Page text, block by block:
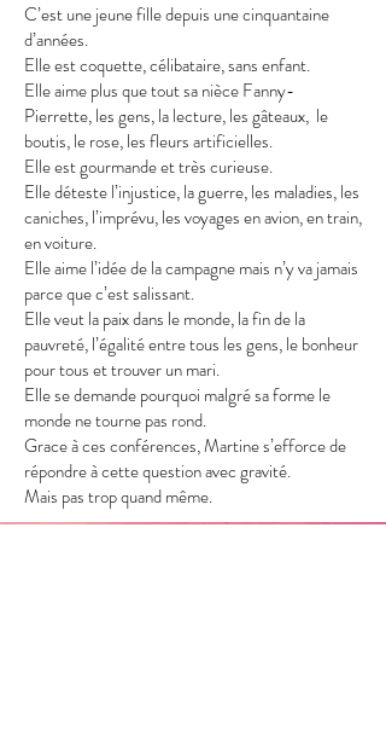
C’est une jeune fille depuis une cinquantaine
d’années.
Elle est coquette, célibataire, sans enfant.
Elle aime plus que tout sa nièce Fanny-
Pierrette, les gens, la lecture, les gâteaux, le
boutis, le rose, les fleurs artificielles.
Elle est gourmande et très curieuse.
Elle déteste l’injustice, la guerre, les maladies, les
caniches, l’imprévu, les voyages en avion, en train,
en voiture.
Elle aime l’idée de la campagne mais n’y va jamais
parce que c’est salissant.
Elle veut la paix dans le monde, la fin de la
pauvreté, l’égalité entre tous les gens, le bonheur
pour tous et trouver un mari.
Elle se demande pourquoi malgré sa forme le
monde ne tourne pas rond.
Grace à ces conférences, Martine s’efforce de
répondre à cette question avec gravité.
Mais pas trop quand même.